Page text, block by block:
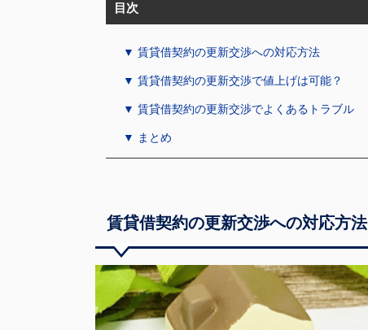
目次
▼ 賃貸借契約の更新交渉への対応方法
▼ 賃貸借契約の更新交渉で値上げは可能？
▼ 賃貸借契約の更新交渉でよくあるトラブル
▼ まとめ
賃貸借契約の更新交渉への対応方法